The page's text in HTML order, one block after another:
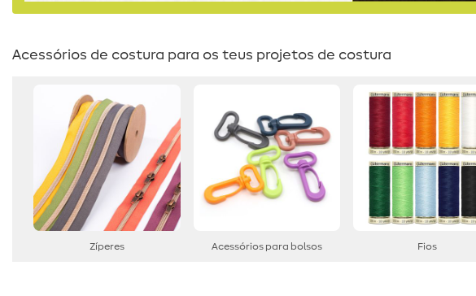
Acessórios de costura para os teus projetos de costura
Zíperes Acessórios para bolsos Fios